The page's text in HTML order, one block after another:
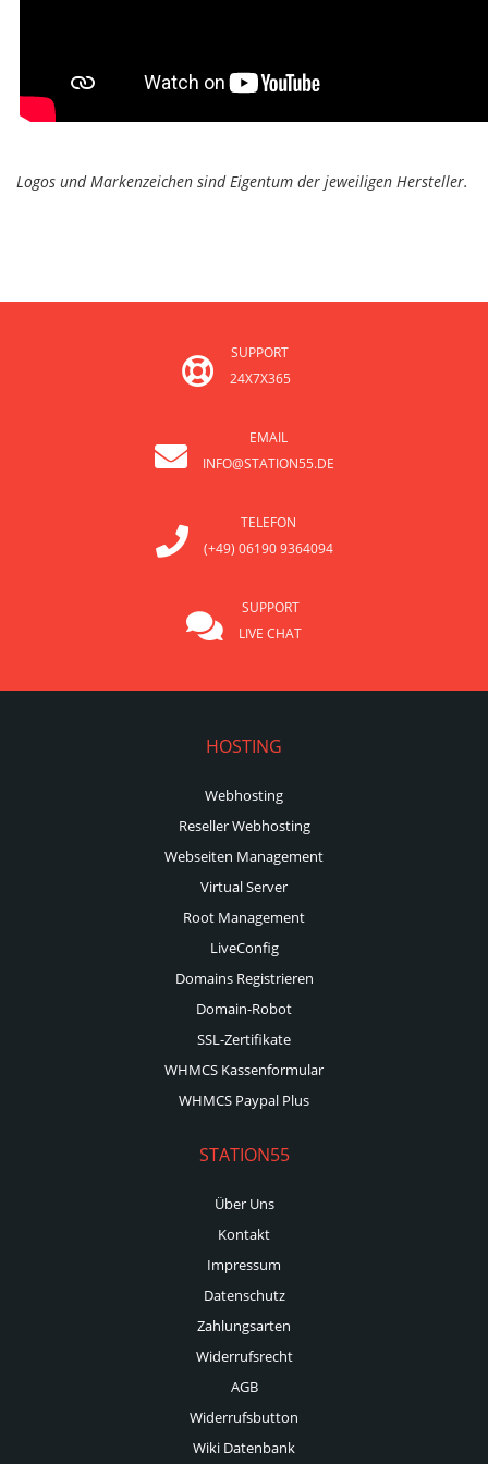
Logos und Markenzeichen sind Eigentum der jeweiligen Hersteller.
SUPPORT
24X7X365
EMAIL
INFO@STATION55.DE
TELEFON
(+49) 06190 9364094
SUPPORT
LIVE CHAT
HOSTING
Webhosting
Reseller Webhosting
Webseiten Management
Virtual Server
Root Management
LiveConfig
Domains Registrieren
Domain-Robot
SSL-Zertifikate
WHMCS Kassenformular
WHMCS Paypal Plus
STATION55
Über Uns
Kontakt
Impressum
Datenschutz
Zahlungsarten
Widerrufsrecht
AGB
Widerrufsbutton
Wiki Datenbank